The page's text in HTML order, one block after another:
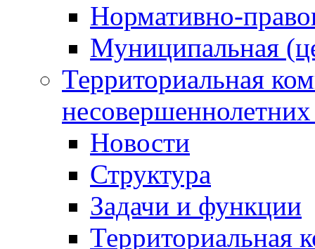
Нормативно-
Муниципальная
Территориальная
Новости
Структура
Задачи и функции
Территориальная